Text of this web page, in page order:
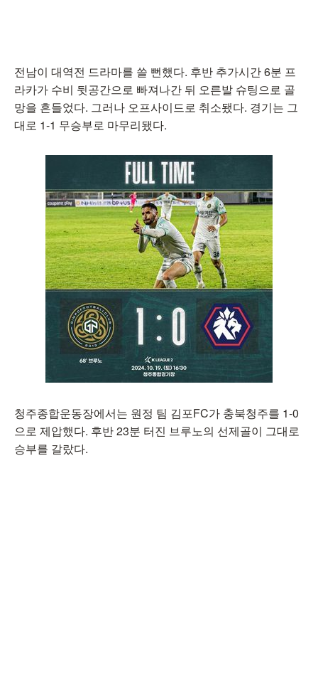
전남이 대역전 드라마를 쓸 뻔했다. 후반 추가시간 6분 프
라카가 수비 뒷공간으로 빠져나간 뒤 오른발 슈팅으로 골
망을 흔들었다. 그러나 오프사이드로 취소됐다. 경기는 그
대로 1-1 무승부로 마무리됐다.
청주종합운동장에서는 원정 팀 김포FC가 충북청주를 1-0
으로 제압했다. 후반 23분 터진 브루노의 선제골이 그대로
승부를 갈랐다.